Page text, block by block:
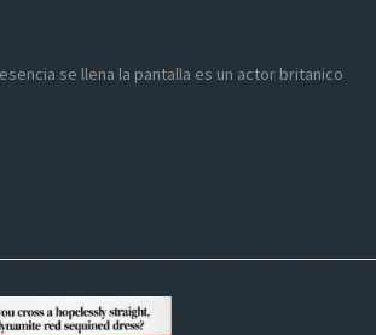
se llena la pantalla es un actor britanico